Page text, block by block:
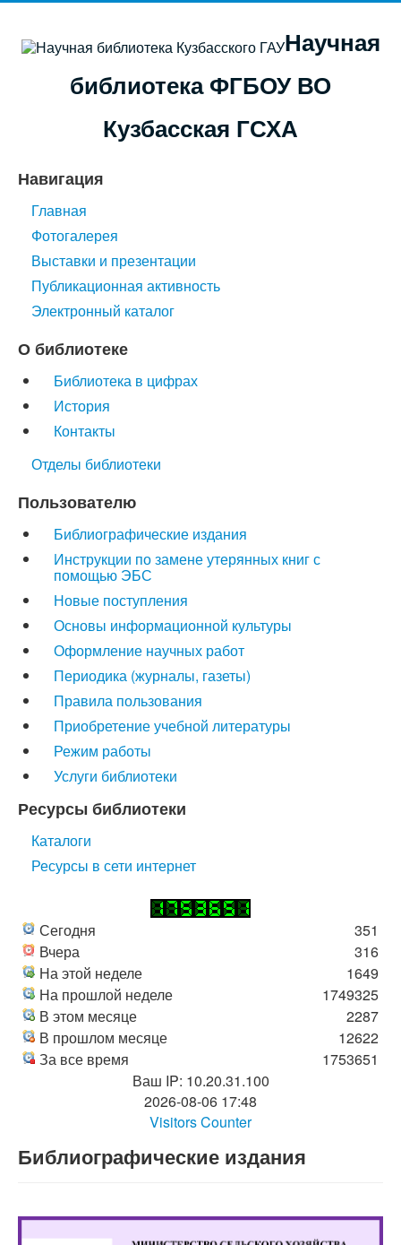
Научная
библиотека ФГБОУ ВО
Кузбасская ГСХА
Навигация
Главная
Фотогалерея
Выставки и презентации
Публикационная активность
Электронный каталог
О библиотеке
Библиотека в цифрах
История
Контакты
Отделы библиотеки
Пользователю
Библиографические издания
Инструкции по замене утерянных книг с
помощью ЭБС
Новые поступления
Основы информационной культуры
Оформление научных работ
Периодика (журналы, газеты)
Правила пользования
Приобретение учебной литературы
Режим работы
Услуги библиотеки
Ресурсы библиотеки
Каталоги
Ресурсы в сети интернет
Сегодня
Вчера
На этой неделе
На прошлой неделе
В этом месяце
В прошлом месяце
За все время
351
316
1649
1749325
2287
12622
1753651
Ваш IP: 10.20.31.100
2026-08-06 17:48
Visitors Counter
Библиографические издания